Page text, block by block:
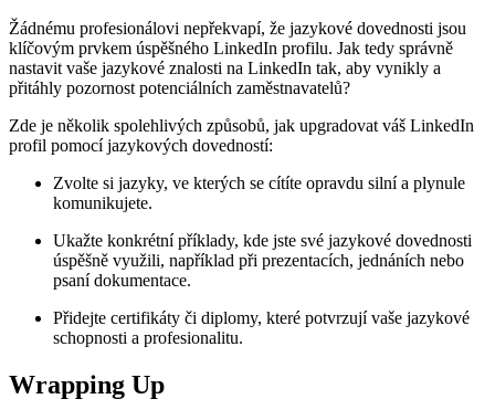
Žádnému profesionálovi nepřekvapí, že jazykové dovednosti jsou
klíčovým prvkem ‌úspěšného⁤ LinkedIn ‌profilu. Jak tedy správně
nastavit vaše jazykové ⁤znalosti na LinkedIn tak, aby vynikly a
‍přitáhly pozornost⁤ potenciálních zaměstnavatelů?
Zde je několik spolehlivých způsobů, ⁢jak upgradovat ⁢váš LinkedIn
profil‍ pomocí⁤ jazykových dovedností:
Zvolte si ‌jazyky, ve kterých se cítíte ‍opravdu silní a ‍plynule
komunikujete.
Ukažte konkrétní příklady, kde jste své⁣ jazykové dovednosti
úspěšně využili, například při prezentacích, jednáních nebo
psaní dokumentace.
Přidejte certifikáty či diplomy, ​které potvrzují vaše jazykové
schopnosti a profesionalitu.
Wrapping⁣ Up